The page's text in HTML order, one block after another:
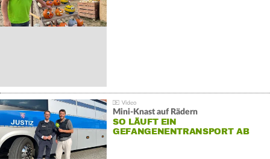
Mini-Knast auf Rädern
SO LÄUFT EIN
GEFANGENENTRANSPORT AB